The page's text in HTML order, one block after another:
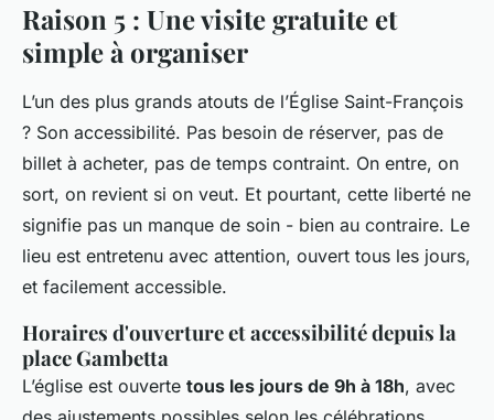
Raison 5 : Une visite gratuite et
simple à organiser
L’un des plus grands atouts de l’Église Saint-François
? Son accessibilité. Pas besoin de réserver, pas de
billet à acheter, pas de temps contraint. On entre, on
sort, on revient si on veut. Et pourtant, cette liberté ne
signifie pas un manque de soin - bien au contraire. Le
lieu est entretenu avec attention, ouvert tous les jours,
et facilement accessible.
Horaires d'ouverture et accessibilité depuis la
place Gambetta
L’église est ouverte tous les jours de 9h à 18h, avec